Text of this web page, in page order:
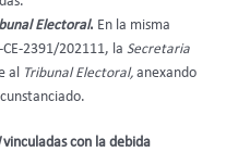
Electoral. En la misma
2391/202111, la Secretaria
al Tribunal Electoral, anexando
vinculadas con la debida